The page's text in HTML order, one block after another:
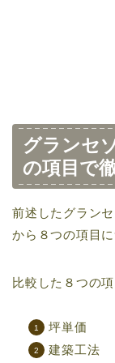
グランセ
の項目で
前述したグラン
から８つの項目
比較した８つの
坪単価
建築工法